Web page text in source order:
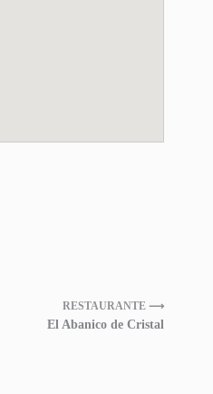
RESTAURANTE ⟶
El Abanico de Cristal